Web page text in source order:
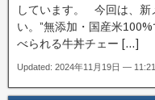
しています。 今回は、新
い。”無添加・国産米
べられる牛丼チェー […]
Updated: 2024年11月19日 —